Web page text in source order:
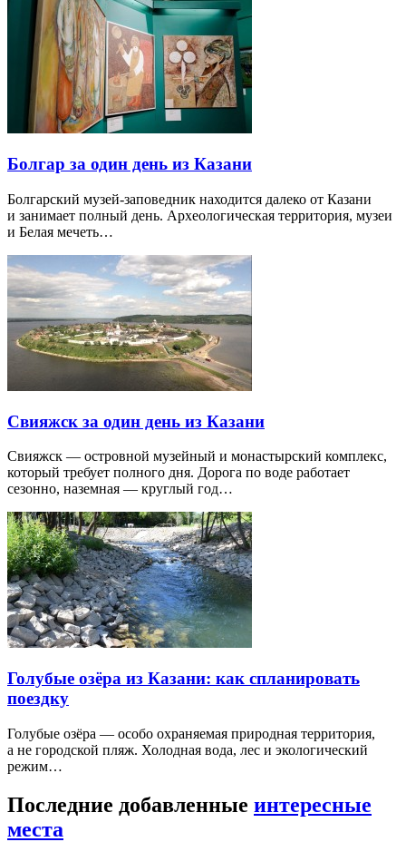
Болгар за один день из Казани
Болгарский музей-заповедник находится далеко от Казани
и занимает полный день. Археологическая территория, музеи
и Белая мечеть…
Свияжск за один день из Казани
Свияжск — островной музейный и монастырский комплекс,
который требует полного дня. Дорога по воде работает
сезонно, наземная — круглый год…
Голубые озёра из Казани: как спланировать
поездку
Голубые озёра — особо охраняемая природная территория,
а не городской пляж. Холодная вода, лес и экологический
режим…
Последние добавленные интересные
места